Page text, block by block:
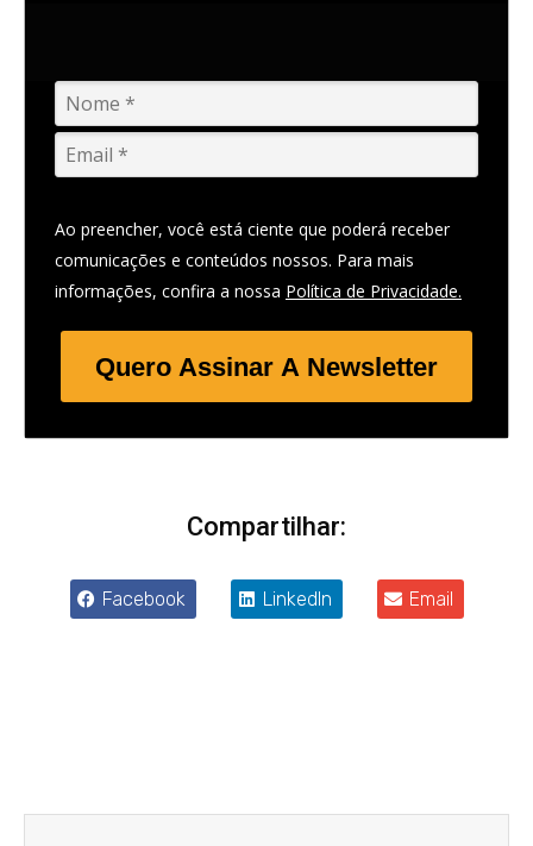
Ao preencher, você está ciente que poderá receber
comunicações e conteúdos nossos. Para mais
informações, confira a nossa Política de Privacidade.
Quero Assinar A Newsletter
Compartilhar:
Facebook LinkedIn Email